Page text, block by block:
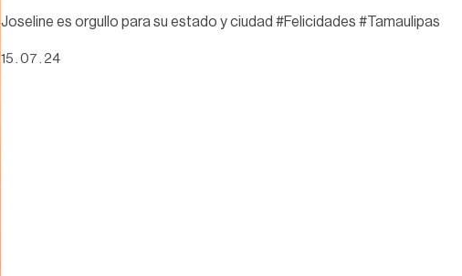
Joseline es orgullo para su estado y ciudad #Felicidades #Tamaulipas
15 . 07 . 24